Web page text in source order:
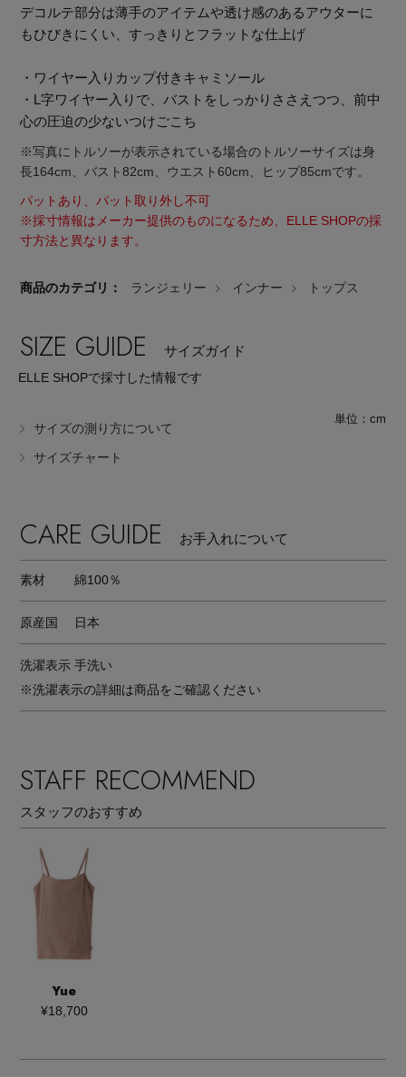
Stay inthe Loop
ELLE SHOP 公式アプリ
デコルテ部分は薄手のアイテムや透け感のあるアウターに
もひびきにくい、すっきりとフラットな仕上げ
・ワイヤー入りカップ付きキャミソール
・L字ワイヤー入りで、バストをしっかりささえつつ、前中
心の圧迫の少ないつけごこち
※写真にトルソーが表示されている場合のトルソーサイズは身
長164cm、バスト82cm、ウエスト60cm、ヒップ85cmです。
パットあり、パット取り外し不可
※採寸情報はメーカー提供のものになるため、ELLE SHOPの採
寸方法と異なります。
商品のカテゴリ： ランジェリー インナー トップス
SIZE GUIDE サイズガイド
ELLE SHOPで採寸した情報です
サイズの測り方について
サイズチャート
単位：cm
CARE GUIDE お手入れについて
素材 綿100％
原産国 日本
洗濯表示 手洗い
※洗濯表示の詳細は商品をご確認ください
STAFF RECOMMEND
スタッフのおすすめ
Yue
¥18,700